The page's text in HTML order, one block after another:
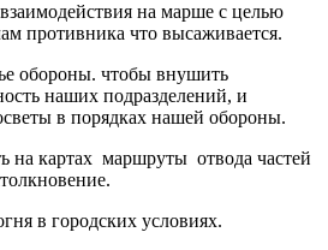
на марше с целью
противника что высаживается.
обороны. чтобы внушить
наших подразделений, и
в порядках нашей обороны.
на картах маршруты отвода частей
в городских условиях.